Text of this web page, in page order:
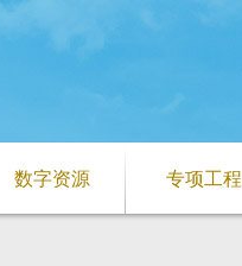
数字资源 专项工程